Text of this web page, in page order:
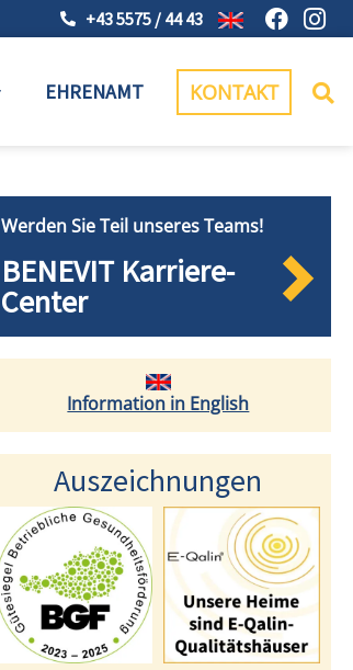
+43 5575 / 44 43
EHRENAMT KONTAKT
Werden Sie Teil unseres Teams!
BENEVIT Karriere-
Center
Information in English
Auszeichnungen